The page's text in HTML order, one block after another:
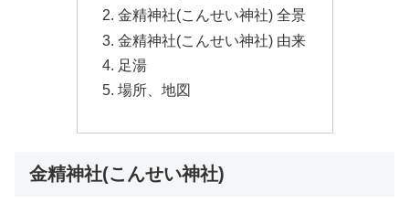
金精神社(こんせい神社) 全景
金精神社(こんせい神社) 由来
足湯
場所、地図
金精神社(こんせい神社)